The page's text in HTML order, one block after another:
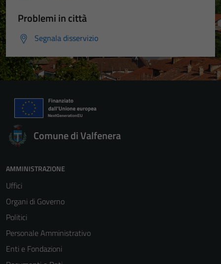
Problemi in città
Segnala disservizio
Comune di Valfenera
AMMINISTRAZIONE
Uffici
Organi di Governo
Politici
Personale Amministrativo
Enti e Fondazioni